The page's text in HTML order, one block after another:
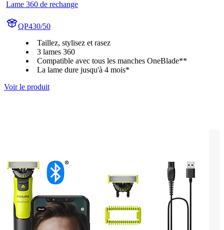
Lame 360 de rechange
QP430/50
Taillez, stylisez et rasez
3 lames 360
Compatible avec tous les manches OneBlade**
La lame dure jusqu'à 4 mois*
Voir le produit